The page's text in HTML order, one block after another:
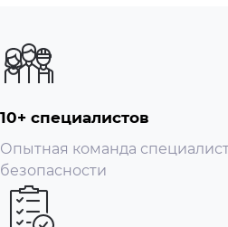
10+ специалистов
Опытная команда
безопасности